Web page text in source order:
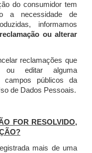
do consumidor tem
a necessidade de
informamos
ou alterar
reclamações que
editar alguma
campos públicos da
de Dados Pessoais.
FOR RESOLVIDO,
mais de uma